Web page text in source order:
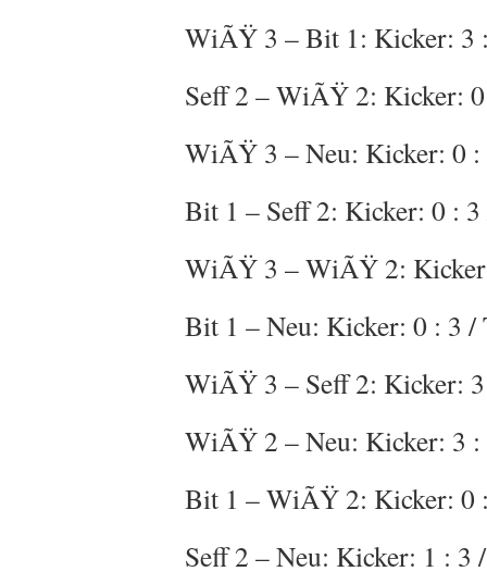
WiÃŸ 3 – Bit 1: Kicker: 3
Seff 2 – WiÃŸ 2: Kicker:
WiÃŸ 3 – Neu: Kicker: 0 :
Bit 1 – Seff 2: Kicker: 0 :
WiÃŸ 3 – WiÃŸ 2:
Bit 1 – Neu: Kicker: 0 : 3 /
WiÃŸ 3 – Seff 2: Kicker:
WiÃŸ 2 – Neu: Kicker: 3 :
Bit 1 – WiÃŸ 2: Kicker: 0
Seff 2 – Neu: Kicker: 1 : 3